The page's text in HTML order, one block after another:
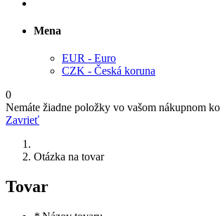
Mena
EUR - Euro
CZK - Česká koruna
0
Nemáte žiadne položky vo vašom nákupnom
Zavrieť
Otázka na tovar
Tovar